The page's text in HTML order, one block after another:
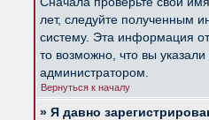
лет, следуйте полученным
систему. Эта информация
то возможно, что вы
администратором.
Вернуться к началу
» Я давно